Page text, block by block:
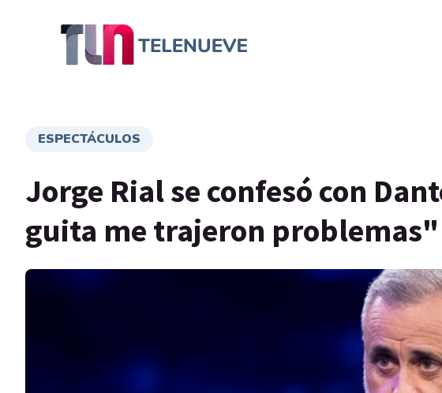
ESPECTÁCULOS
Jorge Rial se confesó con
guita me trajeron problemas"